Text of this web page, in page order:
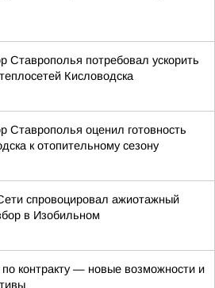
Ставрополья потребовал ускорить
Кисловодска
Ставрополья оценил готовность
к отопительному сезону
спровоцировал ажиотажный
в Изобильном
контракту — новые возможности и